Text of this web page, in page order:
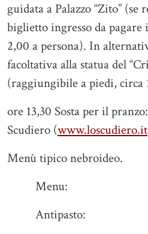
guidata a Palazzo “Zito” (se
biglietto ingresso da
2,00 a persona). In
facoltativa alla statua del
(raggiungibile a piedi, circa
ore 13,30 Sosta per il
Scudiero (www.loscudiero.it
Menù tipico nebroideo.
Menu:
Antipasto: